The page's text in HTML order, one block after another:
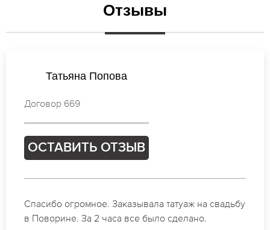
Отзывы
Анастасия Лебедева
Договор 817
ОСТАВИТЬ ОТЗЫВ
Отличные специалисты своего дела по
коррекции бровей в Поворине.